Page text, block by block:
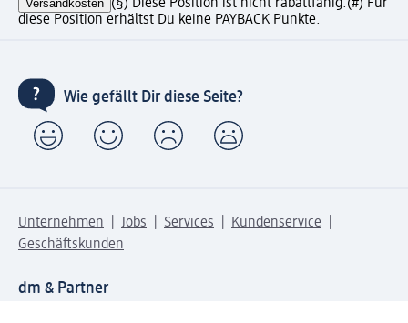
Versandkosten (§) Diese Position ist nicht rabattfähig.(#) Für
diese Position erhältst Du keine PAYBACK Punkte.
Wie gefällt Dir diese Seite?
Unternehmen Jobs Services
Kundenservice
Geschäftskunden
dm & Partner